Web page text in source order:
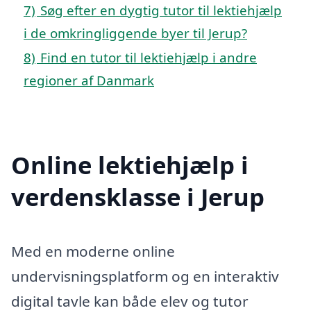
7) Søg efter en dygtig tutor til lektiehjælp
i de omkringliggende byer til Jerup?
8) Find en tutor til lektiehjælp i andre
regioner af Danmark
Online lektiehjælp i
verdensklasse i Jerup
Med en moderne online
undervisningsplatform og en interaktiv
digital tavle kan både elev og tutor